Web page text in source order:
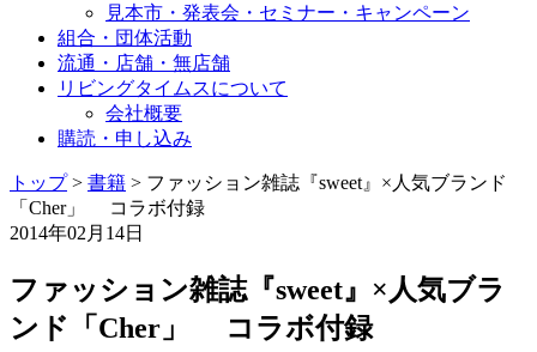
見本市・発表会・セミナー・キャンペーン
組合・団体活動
流通・店舗・無店舗
リビングタイムスについて
会社概要
購読・申し込み
トップ> 書籍 > ファッション雑誌『sweet』×人気ブランド
「Cher」 コラボ付録
2014年02月14日
ファッション雑誌『sweet』×人気ブラ
ンド「Cher」 コラボ付録